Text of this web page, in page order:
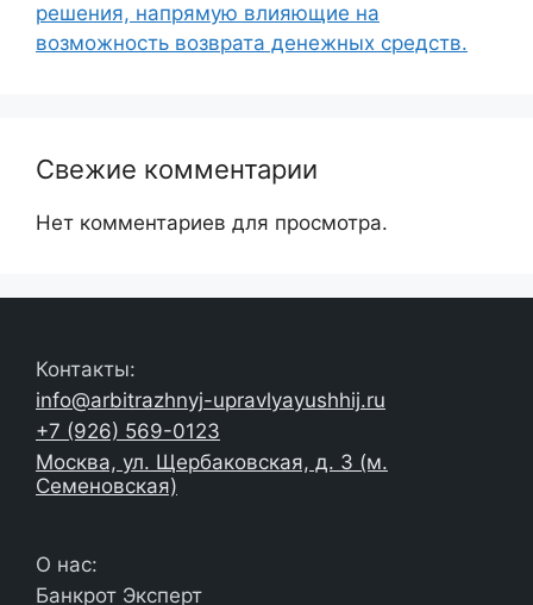
решения, напрямую влияющие на
возможность возврата денежных средств.
Свежие комментарии
Нет комментариев для просмотра.
Контакты:
info@arbitrazhnyj-upravlyayushhij.ru
+7 (926) 569-0123
Москва, ул. Щербаковская, д. 3 (м.
Семеновская)
О нас:
Банкрот Эксперт